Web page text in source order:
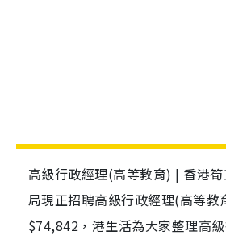
高級行政經理(高等教育) | 香港
局現正招聘高級行政經理(高等教
$74,842，港生活為大家整理高